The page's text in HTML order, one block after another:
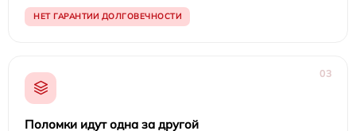
НЕТ ГАРАНТИИ ДОЛГОВЕЧНОСТИ
03
Поломки идут одна за другой